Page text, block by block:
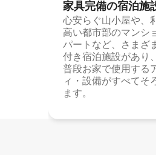
家具完備の宿⁠泊⁠施⁠
心安らぐ山小屋や、
高い都市部のマンシ
パートなど、さまざ
付き宿泊施設があり
普段お家で使用する
ィ・設備がすべてそ
ます。